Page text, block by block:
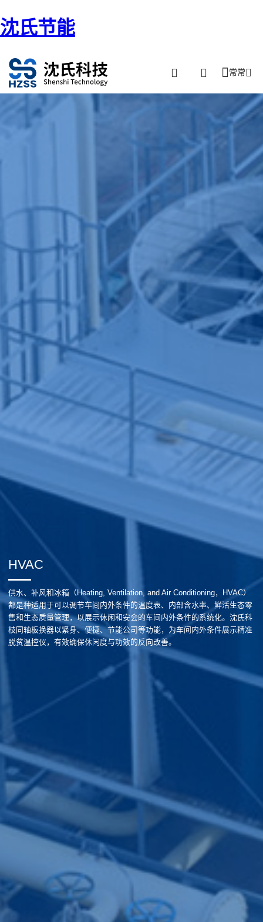
沈氏节能
常常
HVAC
供水、补风和冰箱（Heating, Ventilation, and Air Conditioning，HVAC）
都是种适用于可以调节车间内外条件的温度表、内部含水率、鲜活生态零
售和生态质量管理，以展示休闲和安会的车间内外条件的系统化。沈氏科
枝同轴板换器以紧身、便捷、节能公司等功能，为车间内外条件展示精准
脱贫温控仪，有效确保休闲度与功效的反向改善。